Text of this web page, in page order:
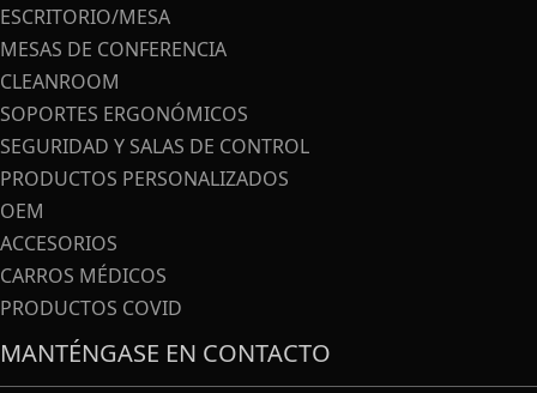
ESCRITORIO/MESA
MESAS DE CONFERENCIA
CLEANROOM
SOPORTES ERGONÓMICOS
SEGURIDAD Y SALAS DE CONTROL
PRODUCTOS PERSONALIZADOS
OEM
ACCESORIOS
CARROS MÉDICOS
PRODUCTOS COVID
MANTÉNGASE EN CONTACTO